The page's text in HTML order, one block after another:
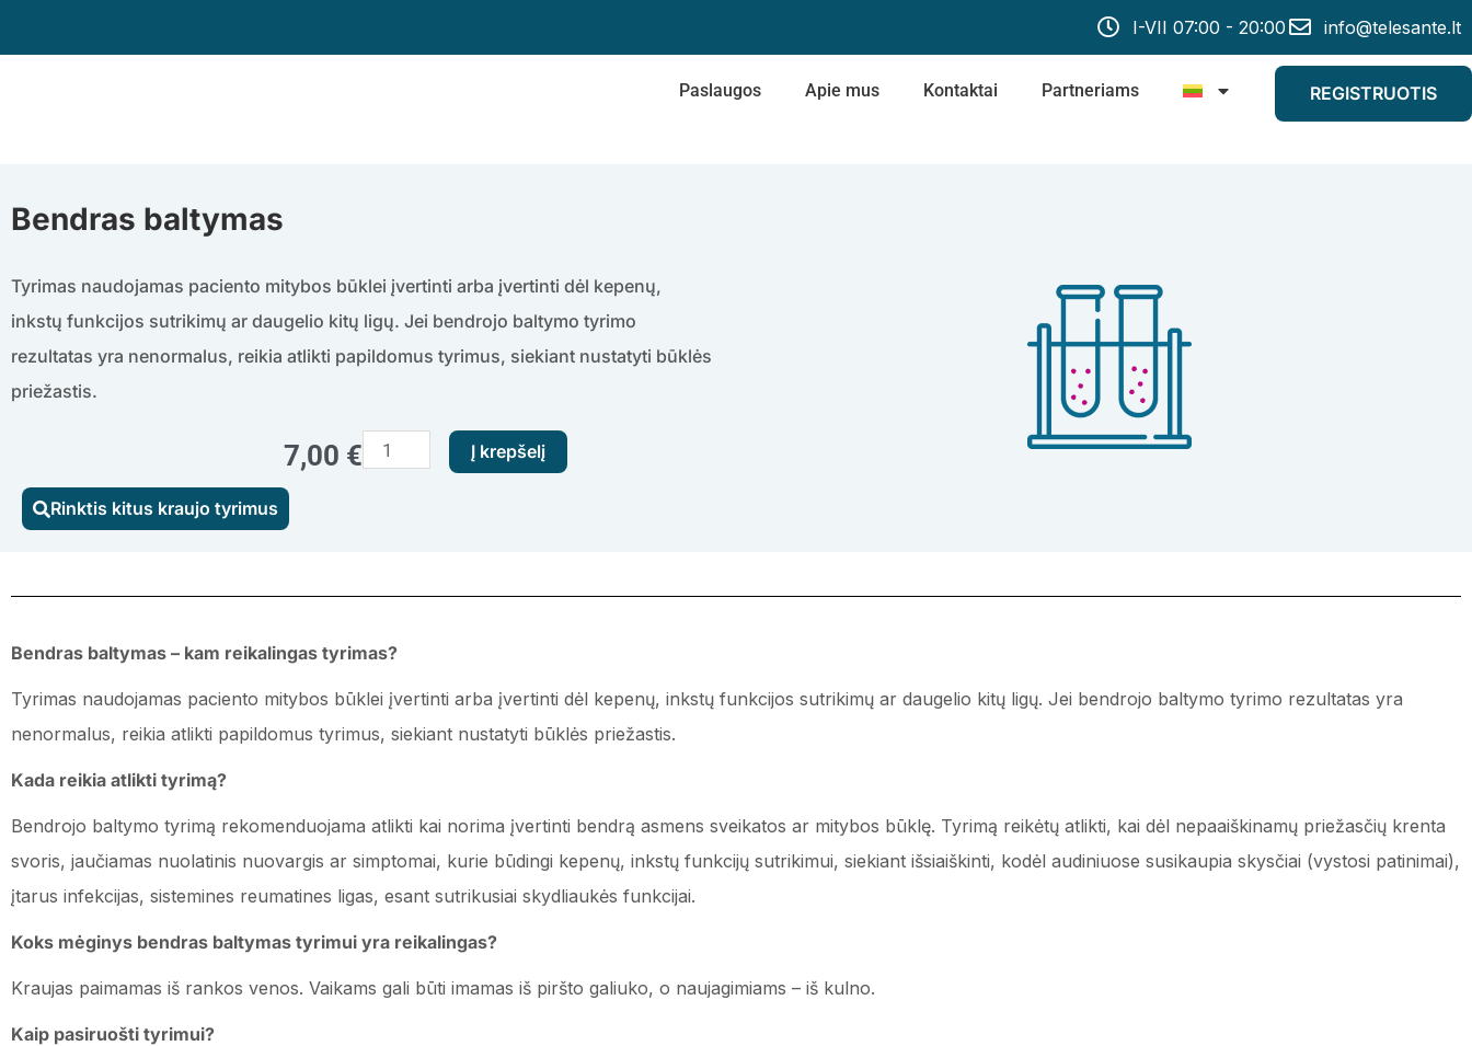
prie
I-VII 07:00 - 20:00 info@telesante.lt
Paslaugos Apie mus Kontaktai Partneriams REGISTRUOTIS
Bendras baltymas
Tyrimas naudojamas paciento mitybos būklei įvertinti arba įvertinti dėl kepenų,
inkstų funkcijos sutrikimų ar daugelio kitų ligų. Jei bendrojo baltymo tyrimo
rezultatas yra nenormalus, reikia atlikti papildomus tyrimus, siekiant nustatyti būklės
priežastis.
7,00 € produkto
Į krepšelį
Rinktis kitus kraujo tyrimus
Bendras baltymas – kam reikalingas tyrimas?
Tyrimas naudojamas paciento mitybos būklei įvertinti arba įvertinti dėl kepenų, inkstų funkcijos sutrikimų ar daugelio kitų ligų. Jei bendrojo baltymo tyrimo rezultatas yra
nenormalus, reikia atlikti papildomus tyrimus, siekiant nustatyti būklės priežastis.
Kada reikia atlikti tyrimą?
Bendrojo baltymo tyrimą rekomenduojama atlikti kai norima įvertinti bendrą asmens sveikatos ar mitybos būklę. Tyrimą reikėtų atlikti, kai dėl nepaaiškinamų priežasčių krenta
svoris, jaučiamas nuolatinis nuovargis ar simptomai, kurie būdingi kepenų, inkstų funkcijų sutrikimui, siekiant išsiaiškinti, kodėl audiniuose susikaupia skysčiai (vystosi patinimai),
įtarus infekcijas, sistemines reumatines ligas, esant sutrikusiai skydliaukės funkcijai.
Koks mėginys bendras baltymas tyrimui yra reikalingas?
Kraujas paimamas iš rankos venos. Vaikams gali būti imamas iš piršto galiuko, o naujagimiams – iš kulno.
Kaip pasiruošti tyrimui?